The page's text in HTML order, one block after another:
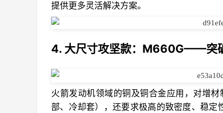
提供更多灵活解决方案。
4. 大尺寸攻坚款：M660G——突
火箭发动机领域的铜及铜合金应用，对增
部、冷却套），还要求极高的致密度、稳